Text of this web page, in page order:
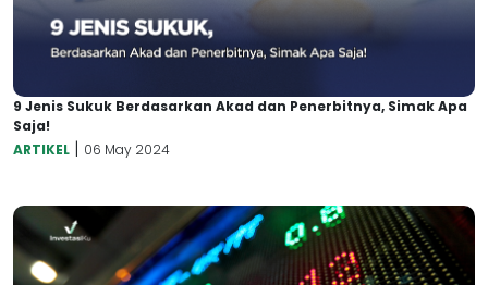
9 Jenis Sukuk Berdasarkan Akad dan Penerbitnya, Simak Apa
Saja!
ARTIKEL | 06 May 2024